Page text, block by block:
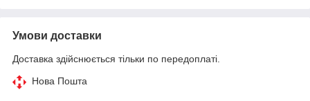
Умови доставки
Доставка здійснюється тільки по передоплаті.
Нова Пошта